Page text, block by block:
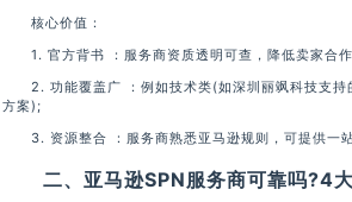
核心价值：
1. 官方背书 ：服务商资质透明可查，降低卖家合
2. 功能覆盖广 ：例如技术类(如深圳丽飒科技支持
方案);
3. 资源整合 ：服务商熟悉亚马逊规则，可提供一站
二、亚马逊SPN服务商可靠吗?4